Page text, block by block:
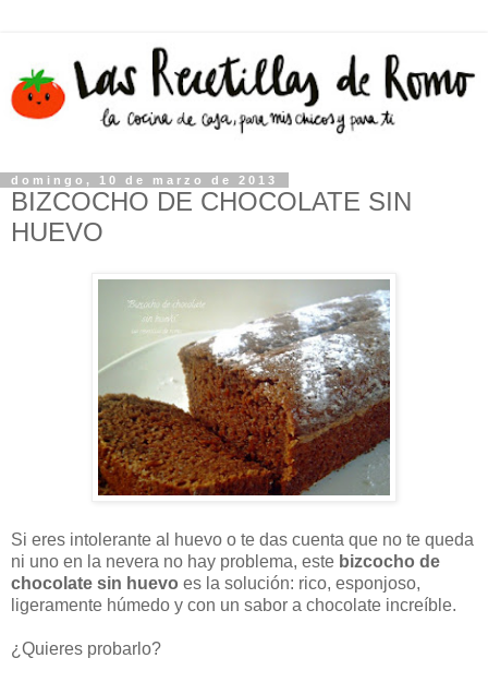
domingo, 10 de marzo de 2013
BIZCOCHO DE CHOCOLATE SIN
HUEVO
Si eres intolerante al huevo o te das cuenta que no te queda
ni uno en la nevera no hay problema, este bizcocho de
chocolate sin huevo es la solución: rico, esponjoso,
ligeramente húmedo y con un sabor a chocolate increíble.
¿Quieres probarlo?